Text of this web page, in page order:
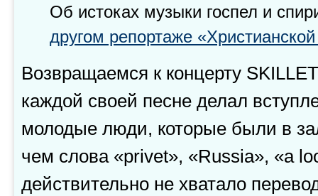
Об истоках музыки госпел и
другом репортаже
Возвращаемся к концерту
каждой своей песне делал
молодые люди, которые были в
чем слова «privet», «Russia», «a
действительно не хватало